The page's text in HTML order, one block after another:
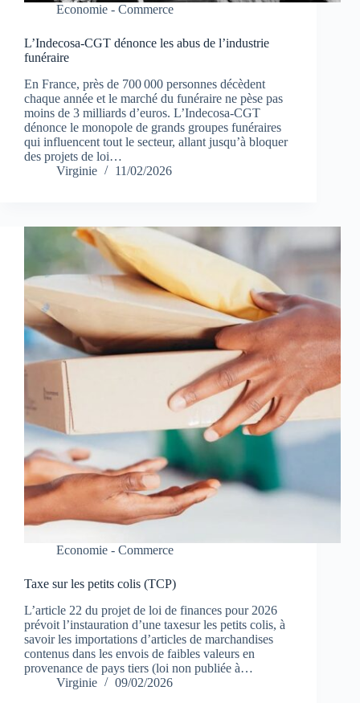
Economie - Commerce
L’Indecosa-CGT dénonce les abus de l’industrie
funéraire
En France, près de 700 000 personnes décèdent
chaque année et le marché du funéraire ne pèse pas
moins de 3 milliards d’euros. L’Indecosa-CGT
dénonce le monopole de grands groupes funéraires
qui influencent tout le secteur, allant jusqu’à bloquer
des projets de loi…
Virginie
11/02/2026
Economie - Commerce
Taxe sur les petits colis (TCP)
L’article 22 du projet de loi de finances pour 2026
prévoit l’instauration d’une taxesur les petits colis, à
savoir les importations d’articles de marchandises
contenus dans les envois de faibles valeurs en
provenance de pays tiers (loi non publiée à…
Virginie
09/02/2026